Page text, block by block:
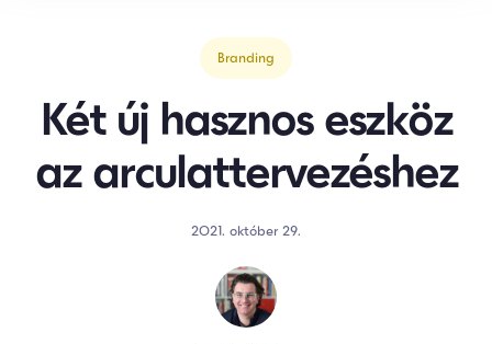
Branding
Két új hasznos eszköz
az arculattervezéshez
2021. október 29.